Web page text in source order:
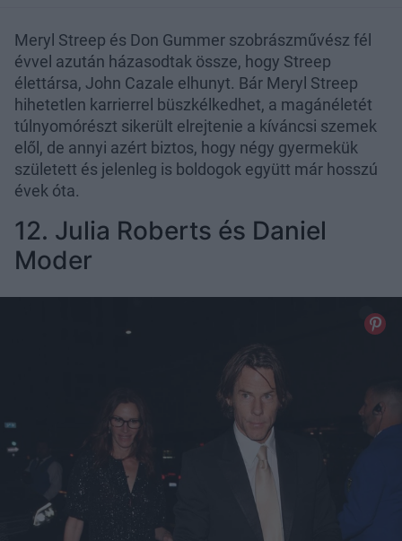
Meryl Streep és Don Gummer szobrászművész fél
évvel azután házasodtak össze, hogy Streep
élettársa, John Cazale elhunyt. Bár Meryl Streep
hihetetlen karrierrel büszkélkedhet, a magánéletét
túlnyomórészt sikerült elrejtenie a kíváncsi szemek
elől, de annyi azért biztos, hogy négy gyermekük
született és jelenleg is boldogok együtt már hosszú
évek óta.
12. Julia Roberts és Daniel
Moder